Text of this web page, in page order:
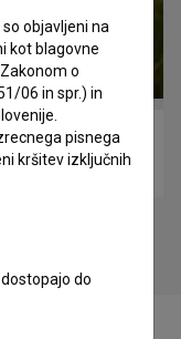
objavljeni na
kot blagovne
o
06 in spr.) in
pisnega
kršitev izključnih
do